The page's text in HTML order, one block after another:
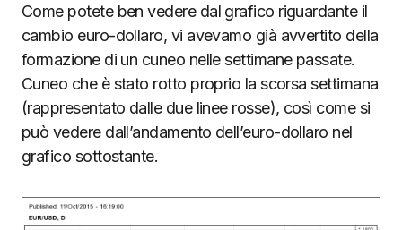
Come potete ben vedere dal grafico riguardante il
cambio euro-dollaro, vi avevamo già avvertito della
formazione di un cuneo nelle settimane passate.
Cuneo che è stato rotto proprio la scorsa settimana
(rappresentato dalle due linee rosse), così come si
può vedere dall’andamento dell’euro-dollaro nel
grafico sottostante.